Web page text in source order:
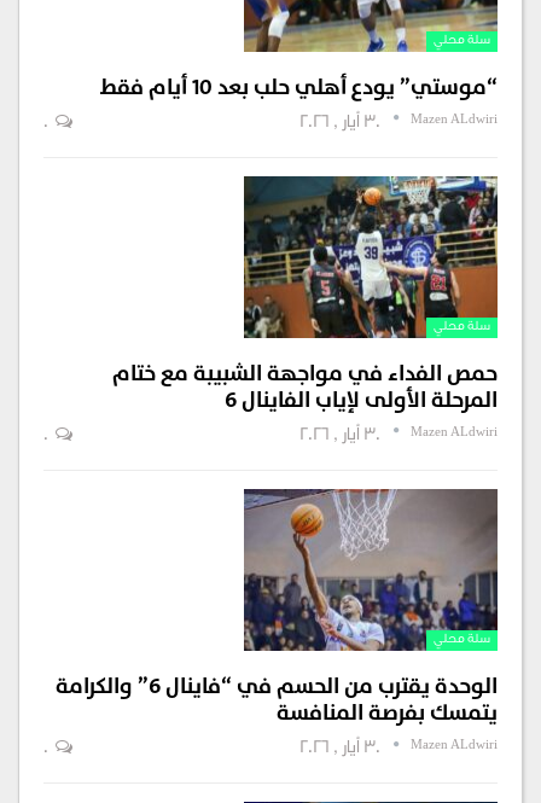
سلة محلي
“موستي” يودع أهلي حلب بعد 10 أيام فقط
Mazen ALdwiri 30 أيار , 2026 0
سلة محلي
حمص الفداء في مواجهة الشبيبة مع ختام
المرحلة الأولى لإياب الفاينال 6
Mazen ALdwiri 30 أيار , 2026 0
سلة محلي
الوحدة يقترب من الحسم في “فاينال 6” والكرامة
يتمسك بفرصة المنافسة
Mazen ALdwiri 30 أيار , 2026 0